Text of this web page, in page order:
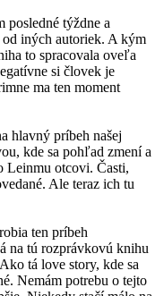
posledné týždne a
iných autoriek. A kým
to spracovala oveľa
si človek je
ma ten moment
hlavný príbeh našej
kde sa pohľad zmení a
Leinmu otcovi. Časti,
Ale teraz ich tu
ten príbeh
na tú rozprávkovú knihu
tá love story, kde sa
Nemám potrebu o tejto